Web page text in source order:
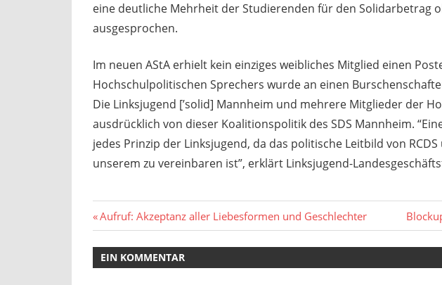
eine deutliche Mehrheit der Studierenden für den Solidarbetrag
ausgesprochen.
Im neuen AStA erhielt kein einziges weibliches Mitglied einen
Hochschulpolitischen Sprechers wurde an einen
Die Linksjugend [’solid] Mannheim und mehrere Mitglieder der
ausdrücklich von dieser Koalitionspolitik des SDS Mannheim.
jedes Prinzip der Linksjugend, da das politische Leitbild von
unserem zu vereinbaren ist”, erklärt Linksjugend-
Beitragsnavigation
Vorheriger
Beitrag:
Aufruf: Akzeptanz aller Liebesformen und Geschlechter
Beitrag:
EIN KOMMENTAR